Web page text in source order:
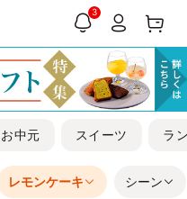
3
お中元 スイーツ ラ
レモンケーキ シーン